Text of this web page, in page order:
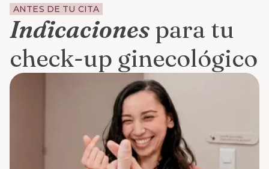
ANTES DE TU CITA
Indicaciones para tu
check-up ginecológico